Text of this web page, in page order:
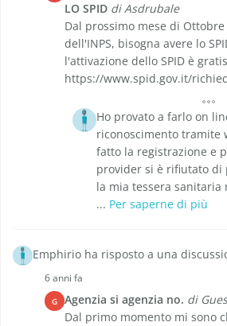
LO SPID di Asdrubale
Dal prossimo mese di
dell'INPS, bisogna avere lo
l'attivazione dello SPID è
https://www.spid.gov.it/
Ho provato a farlo on
riconoscimento tramite
fatto la registrazione e
provider si è rifiutato di
la mia tessera sanitaria
... Per saperne di più
Emphirio ha risposto a una
6 anni fa
G Agenzia si agenzia no. di
Dal primo momento mi sono